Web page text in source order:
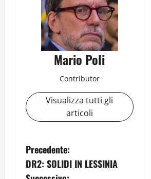
Mario Poli
Contributor
Visualizza tutti gli
articoli
N
a
Precedente:
DR2: SOLIDI IN LESSINIA